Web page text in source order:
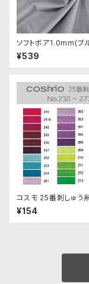
ソフトボア1.0mm(ブ
ー)SSB052 ぬいぐる
ボア生地 20cm
¥539
コスモ 25番刺しゅう
‾273
¥154